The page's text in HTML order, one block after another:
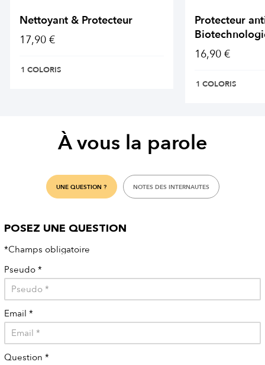
Nettoyant & Protecteur
17,90 €
1 COLORIS
Protecteur
16,90 €
1 COLORIS
À vous la parole
UNE QUESTION ? NOTES DES INTERNAUTES
POSEZ UNE QUESTION
*Champs obligatoire
Pseudo *
Email *
Question *